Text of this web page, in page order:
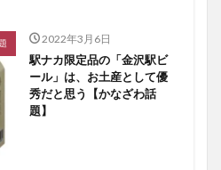
2022年3月6日
駅ナカ限定品の「金沢駅ビ
ール」は、お土産として優
秀だと思う【かなざわ話
題】